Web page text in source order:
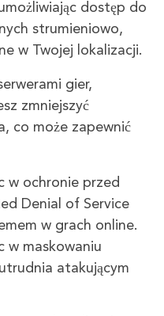
dostęp do
strumieniowo,
w Twojej lokalizacji.
gier,
zmniejszyć
co może zapewnić
w ochronie przed
Denial of Service
w grach online.
w maskowaniu
atakującym